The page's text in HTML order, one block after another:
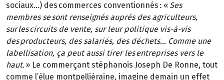
sociaux…) des commerces conventionnés : « Ses
membres se sont renseignés auprès des agriculteurs,
sur les circuits de vente, sur leur politique vis-à-vis
des producteurs, des salariés, des déchets… Comme une
labellisation, ça peut aussi tirer les entreprises vers le
haut.» Le commerçant stéphanois Joseph De Ronne, tout
comme l’élue montpelliéraine, imagine demain un effet